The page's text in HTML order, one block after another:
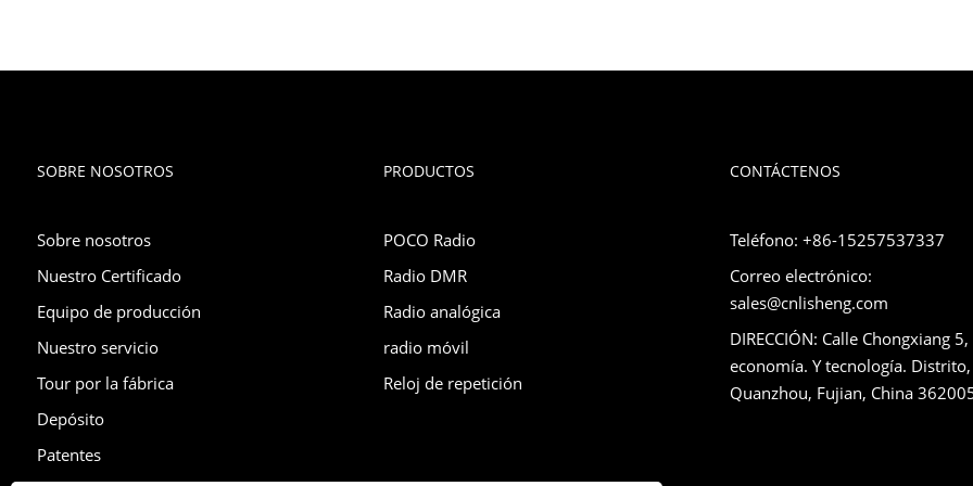
SOBRE NOSOTROS
Sobre nosotros
Nuestro Certificado
Equipo de producción
Nuestro servicio
Tour por la fábrica
Depósito
Patentes
PRODUCTOS
POCO Radio
Radio DMR
Radio analógica
radio móvil
Reloj de repetición
CONTÁCTENOS
Teléfono: +86-15257537337
Correo electrónico:
sales@cnlisheng.com
DIRECCIÓN: Calle Chongxiang 5,
economía. Y tecnología. Distrito,
Quanzhou, Fujian, China